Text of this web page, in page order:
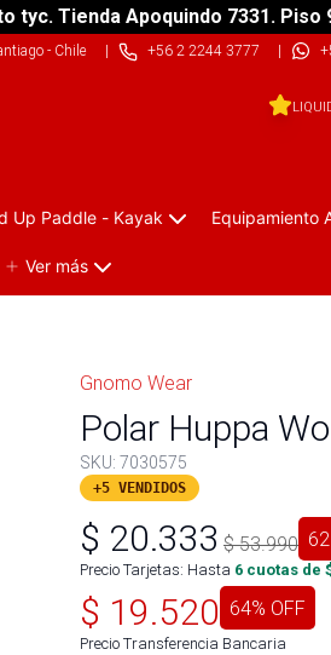
tyc. Tienda Apoquindo 7331. Piso
- Chile| +56 2 2244 3777 |
Up Paddle - Kayak Equipamiento
Ver más
Gnomo Wear
Polar Huppa
SKU: 7030575
+5 VENDIDOS
$ 20.333 $53.990 62
Precio Tarjetas: Hasta 6 cuotas de
$ 19.520 64% OFF
Precio Transferencia Bancaria